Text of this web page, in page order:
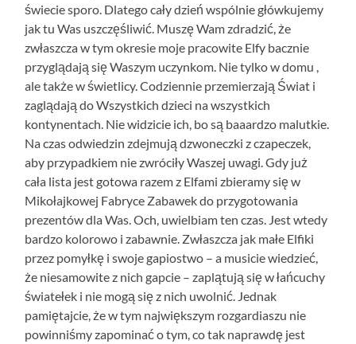
świecie sporo. Dlatego cały dzień wspólnie główkujemy
jak tu Was uszczęśliwić. Muszę Wam zdradzić, że
zwłaszcza w tym okresie moje pracowite Elfy bacznie
przyglądają się Waszym uczynkom. Nie tylko w domu ,
ale także w świetlicy. Codziennie przemierzają Świat i
zaglądają do Wszystkich dzieci na wszystkich
kontynentach. Nie widzicie ich, bo są baaardzo malutkie.
Na czas odwiedzin zdejmują dzwoneczki z czapeczek,
aby przypadkiem nie zwróciły Waszej uwagi. Gdy już
cała lista jest gotowa razem z Elfami zbieramy się w
Mikołajkowej Fabryce Zabawek do przygotowania
prezentów dla Was. Och, uwielbiam ten czas. Jest wtedy
bardzo kolorowo i zabawnie. Zwłaszcza jak małe Elfiki
przez pomyłkę i swoje gapiostwo – a musicie wiedzieć,
że niesamowite z nich gapcie – zaplątują się w łańcuchy
światełek i nie mogą się z nich uwolnić. Jednak
pamiętajcie, że w tym największym rozgardiaszu nie
powinniśmy zapominać o tym, co tak naprawdę jest